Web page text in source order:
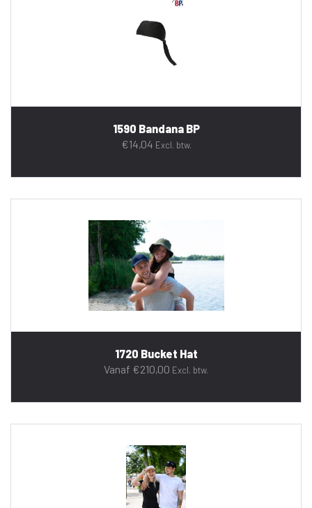
1590 Bandana BP
€14,04 Excl. btw.
1720 Bucket Hat
Vanaf €210,00 Excl. btw.